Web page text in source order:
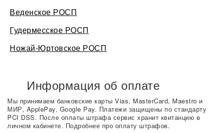
Веденское РОСП
Гудермесское РОСП
Ножай-Юртовское РОСП
Информация об оплате
Мы принимаем банковские карты Vias, MasterCard, Maestro и
МИР, ApplePay, Google Pay. Платежи защищены по стандарту
PCI DSS. После оплаты штрафа сервис хранит квитанцию в
личном кабинете. Подробнее про оплату штрафов.